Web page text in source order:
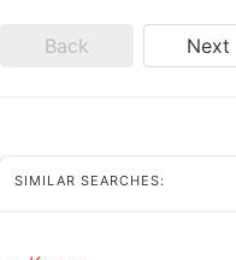
Back Next
SIMILAR SEARCHES: